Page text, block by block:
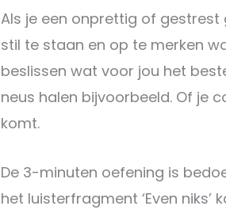
Als je een onprettig of
stil te staan en op te merken
beslissen wat voor jou het
neus halen bijvoorbeeld. Of je
komt.
De 3-minuten oefening is
het luisterfragment ‘Even